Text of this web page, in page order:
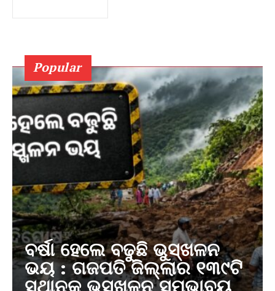
Popular
ବର୍ଷା ହେଲେ ବଢୁଛି ଭୁସ୍ଖଳନ
ଭୟ : ଗଜପତି ଜିଲ୍ଲାର ୧୩୯ଟି
ସ୍ଥାନକୁ ଭୁସ୍ଖଳନ ସମ୍ଭାବ୍ୟ